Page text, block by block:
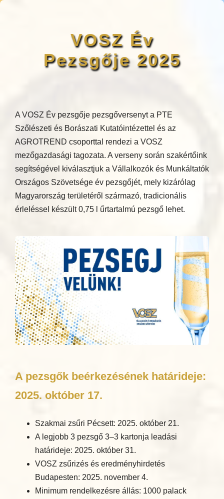
VOSZ Év
Pezsgője 2025
A VOSZ Év pezsgője pezsgőversenyt a PTE
Szőlészeti és Borászati Kutatóintézettel és az
AGROTREND csoporttal rendezi a VOSZ
mezőgazdasági tagozata. A verseny során szakértőink
segítségével kiválasztjuk a Vállalkozók és Munkáltatók
Országos Szövetsége év pezsgőjét, mely kizárólag
Magyarország területéről származó, tradicionális
érleléssel készült 0,75 l űrtartalmú pezsgő lehet.
A pezsgők beérkezésének határideje:
2025. október 17.
Szakmai zsűri Pécsett: 2025. október 21.
A legjobb 3 pezsgő 3–3 kartonja leadási
határideje: 2025. október 31.
VOSZ zsűrizés és eredményhirdetés
Budapesten: 2025. november 4.
Minimum rendelkezésre állás: 1000 palack